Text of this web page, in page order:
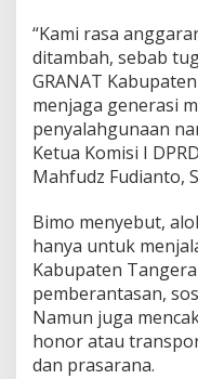
T
a
g
e
r
a
n
g
i
n
t
a
D
i
t
a
“Kami rasa
ditambah, sebab
GRANAT
menjaga generasi
penyalahgunaan
Ketua Komisi I
Mahfudz Fudianto,
Bimo menyebut,
hanya untuk
Kabupaten
pemberantasan,
Namun juga
honor atau
dan prasarana.